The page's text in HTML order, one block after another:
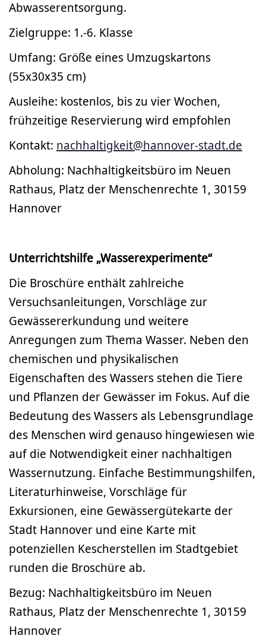
Abwasserentsorgung.
Zielgruppe: 1.-6. Klasse
Umfang: Größe eines Umzugskartons
(55x30x35 cm)
Ausleihe: kostenlos, bis zu vier Wochen,
frühzeitige Reservierung wird empfohlen
Kontakt: nachhaltigkeit@hannover-stadt.de
Abholung: Nachhaltigkeitsbüro im Neuen
Rathaus, Platz der Menschenrechte 1, 30159
Hannover
Unterrichtshilfe „Wasserexperimente“
Die Broschüre enthält zahlreiche
Versuchsanleitungen, Vorschläge zur
Gewässererkundung und weitere
Anregungen zum Thema Wasser. Neben den
chemischen und physikalischen
Eigenschaften des Wassers stehen die Tiere
und Pflanzen der Gewässer im Fokus. Auf die
Bedeutung des Wassers als Lebensgrundlage
des Menschen wird genauso hingewiesen wie
auf die Notwendigkeit einer nachhaltigen
Wassernutzung. Einfache Bestimmungshilfen,
Literaturhinweise, Vorschläge für
Exkursionen, eine Gewässergütekarte der
Stadt Hannover und eine Karte mit
potenziellen Kescherstellen im Stadtgebiet
runden die Broschüre ab.
Bezug: Nachhaltigkeitsbüro im Neuen
Rathaus, Platz der Menschenrechte 1, 30159
Hannover